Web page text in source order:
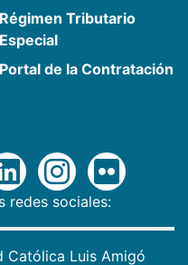
Régimen Tributario
Especial
Portal de la Contratación
redes sociales:
Católica Luis Amigó